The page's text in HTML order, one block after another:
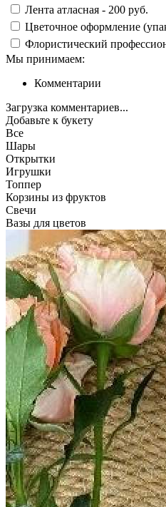
Лента атласная - 200 руб.
Цветочное оформление
Флористический
Мы принимаем:
Комментарии
Загрузка комментариев...
Добавьте к букету
Все
Шары
Открытки
Игрушки
Топпер
Корзины из фруктов
Свечи
Вазы для цветов